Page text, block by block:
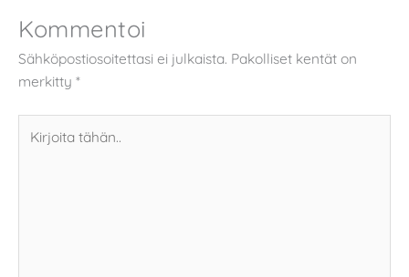
Kommentoi
Sähköpostiosoitettasi ei julkaista. Pakolliset kentät on
merkitty *
tähän..